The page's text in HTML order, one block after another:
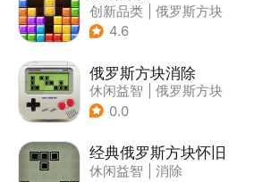
创新品类
俄罗斯方块
| 脑洞
4.6
俄罗斯方块消除
休闲益智
俄罗斯方块
| 消除
0.0
经典俄罗斯方块怀旧
休闲益智
消除